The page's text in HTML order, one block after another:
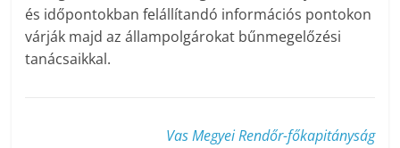
és időpontokban felállítandó információs pontokon
várják majd az állampolgárokat bűnmegelőzési
tanácsaikkal.
Vas Megyei Rendőr-főkapitányság